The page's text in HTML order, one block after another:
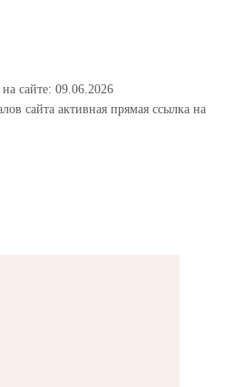
сайте: 09.06.2026
сайта активная прямая ссылка на